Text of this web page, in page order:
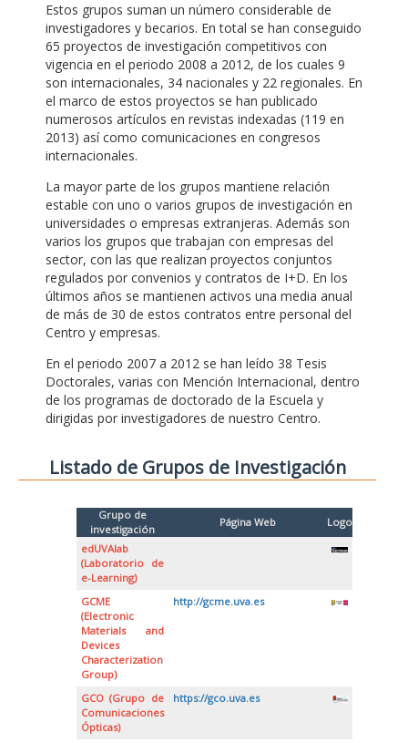
Estos grupos suman un número considerable de
investigadores y becarios. En total se han conseguido
65 proyectos de investigación competitivos con
vigencia en el periodo 2008 a 2012, de los cuales 9
son internacionales, 34 nacionales y 22 regionales. En
el marco de estos proyectos se han publicado
numerosos artículos en revistas indexadas (119 en
2013) así como comunicaciones en congresos
internacionales.
La mayor parte de los grupos mantiene relación
estable con uno o varios grupos de investigación en
universidades o empresas extranjeras. Además son
varios los grupos que trabajan con empresas del
sector, con las que realizan proyectos conjuntos
regulados por convenios y contratos de I+D. En los
últimos años se mantienen activos una media anual
de más de 30 de estos contratos entre personal del
Centro y empresas.
En el periodo 2007 a 2012 se han leído 38 Tesis
Doctorales, varias con Mención Internacional, dentro
de los programas de doctorado de la Escuela y
dirigidas por investigadores de nuestro Centro.
Listado de Grupos de Investigación
Grupo de
investigación
Página Web
Logo
edUVAlab
(Laboratorio de
e-Learning)
GCME
(Electronic
Materials and
Devices
Characterization
Group)
http://gcme.uva.es
GCO (Grupo de
Comunicaciones
Ópticas)
https://gco.uva.es